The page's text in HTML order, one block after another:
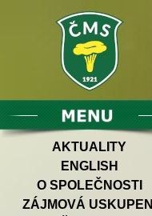
AKTUALITY
ENGLISH
O SPOLEČNOSTI
ZÁJMOVÁ USKUPENÍ